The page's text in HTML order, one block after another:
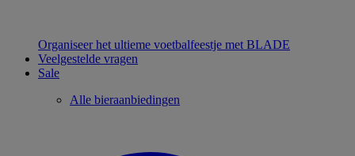
Organiseer het ultieme voetbalfeestje met BLADE
Veelgestelde vragen
Sale
Alle bieraanbiedingen